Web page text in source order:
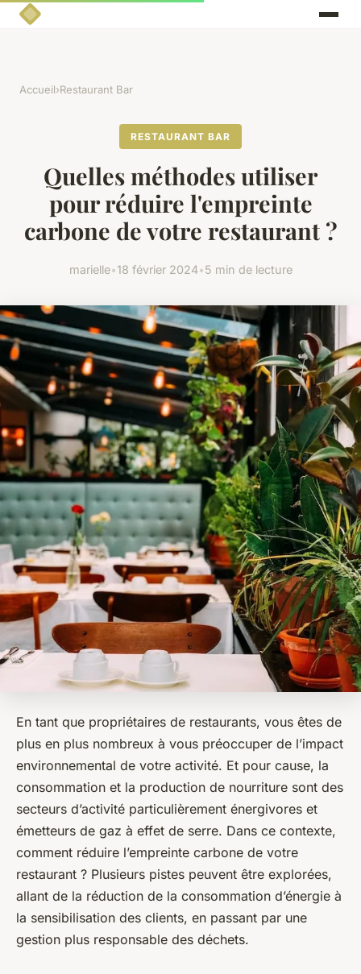
Accueil›Restaurant Bar
RESTAURANT BAR
Quelles méthodes utiliser
pour réduire l'empreinte
carbone de votre restaurant ?
marielle•18 février 2024•5 min de lecture
En tant que propriétaires de restaurants, vous êtes de
plus en plus nombreux à vous préoccuper de l’impact
environnemental de votre activité. Et pour cause, la
consommation et la production de nourriture sont des
secteurs d’activité particulièrement énergivores et
émetteurs de gaz à effet de serre. Dans ce contexte,
comment réduire l’empreinte carbone de votre
restaurant ? Plusieurs pistes peuvent être explorées,
allant de la réduction de la consommation d’énergie à
la sensibilisation des clients, en passant par une
gestion plus responsable des déchets.